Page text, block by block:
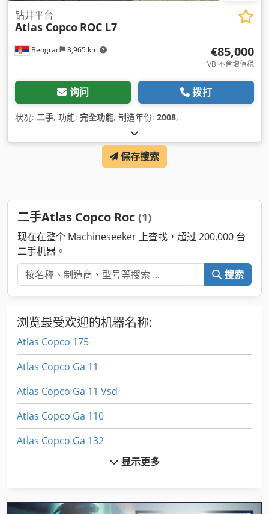
Beograd 8,965 km
钻井平台
Atlas Copco ROC L7
€85,000
VB 不含增值税
询问 拨打
状况: 二手, 功能: 完全功能, 制造年份: 2008,
保存搜索
二手Atlas Copco Roc (1)
现在在整个 Machineseeker 上查找，超过 200,000 台
二手机器。
搜索
浏览最受欢迎的机器名称:
Atlas Copco 175
Atlas Copco Ga 11
Atlas Copco Ga 11 Vsd
Atlas Copco Ga 110
Atlas Copco Ga 132
显示更多